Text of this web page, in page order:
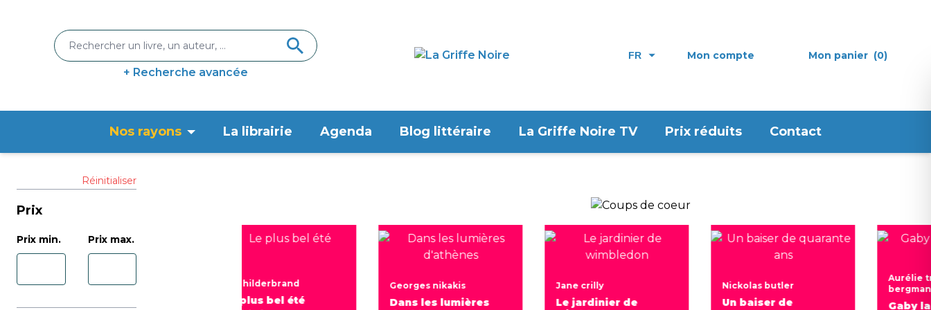
+ Recherche avancée
FR Mon compte Mon panier (0)
Nos rayons La librairie Agenda Blog littéraire La Griffe Noire TV Prix réduits Contact
Réinitialiser
Prix
Prix min. Prix max.
Elin hilderbrand
Le plus bel été
Georges nikakis
Dans les lumières
Jane crilly
Le jardinier de
Nickolas butler
Un baiser de
Aurélie
bergman
Gaby